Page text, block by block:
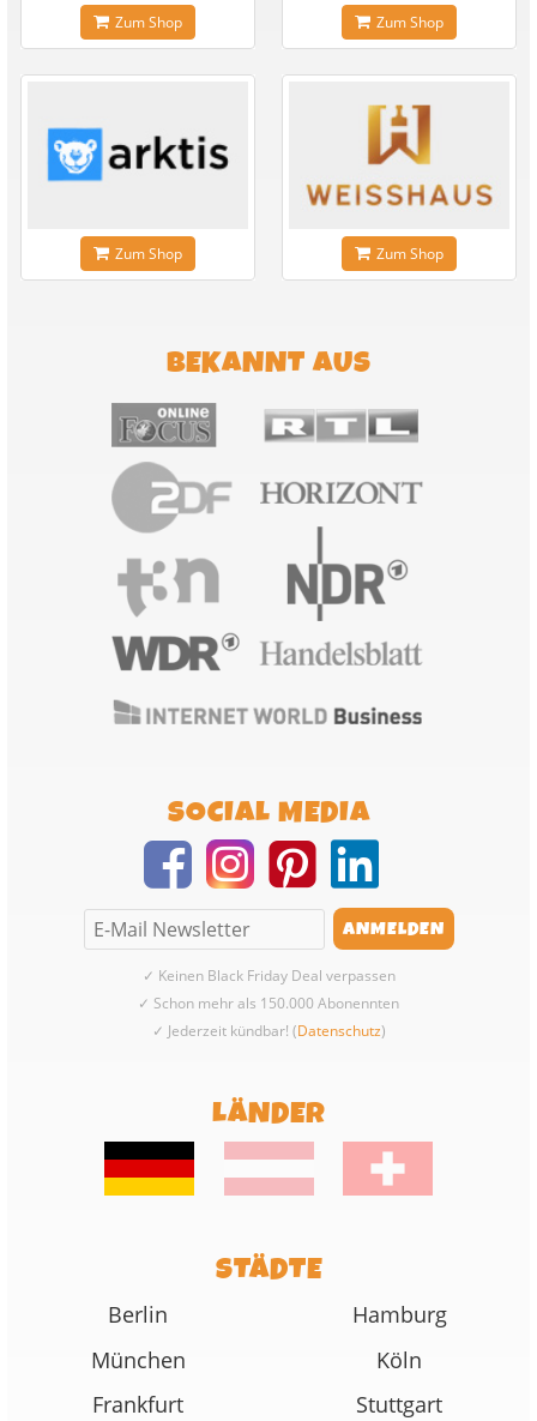
Zum Shop Zum Shop
Zum Shop Zum Shop
BEKANNT AUS
SOCIAL MEDIA
✓ Keinen Black Friday Deal verpassen
✓ Schon mehr als 150.000 Abonennten
✓ Jederzeit kündbar! (Datenschutz)
LÄNDER
STÄDTE
Berlin
Hamburg
München
Köln
Frankfurt
Stuttgart